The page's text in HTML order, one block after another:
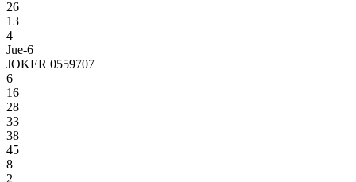
26
13
4
Jue-6
JOKER 0559707
6
16
28
33
38
45
8
2